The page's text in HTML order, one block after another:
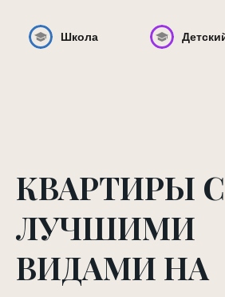
Школа
КВАРТИРЫ С
ЛУЧШИМИ
ВИДАМИ НА